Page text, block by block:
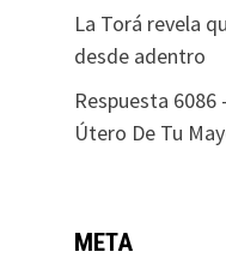
La Torá revela
desde adentro
Respuesta 6086
Útero De Tu
META